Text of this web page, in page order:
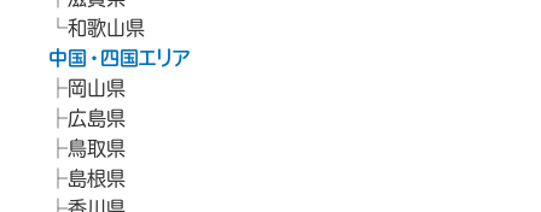
和歌山県
中国・四国エリア
岡山県
広島県
鳥取県
島根県